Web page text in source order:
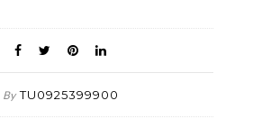
By TU0925399900